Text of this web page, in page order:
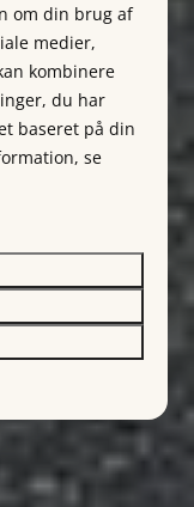
om din brug af
medier,
kombinere
du har
baseret på din
se